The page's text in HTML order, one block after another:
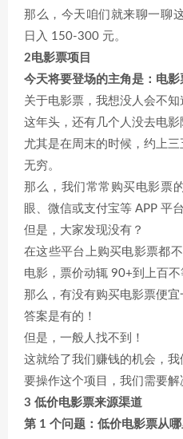
那么，今天咱们就来聊一聊
日入 150-300 元。
2电影票项目
今天将要登场的主角是：电影
关于电影票，我想没人会不知
这年头，还有几个人没去电影
尤其是在周末的时候，约上
无穷。
那么，我们常常购买电影票
眼、微信或支付宝等 APP 平
但是，大家发现没有？
在这些平台上购买电影票都
电影，票价动辄 90+到上百不
那么，有没有购买电影票便宜
答案是有的！
但是，一般人找不到！
这就给了我们赚钱的机会，我
要操作这个项目，我们需要解
3 低价电影票来源渠道
第 1 个问题：低价电影票从哪